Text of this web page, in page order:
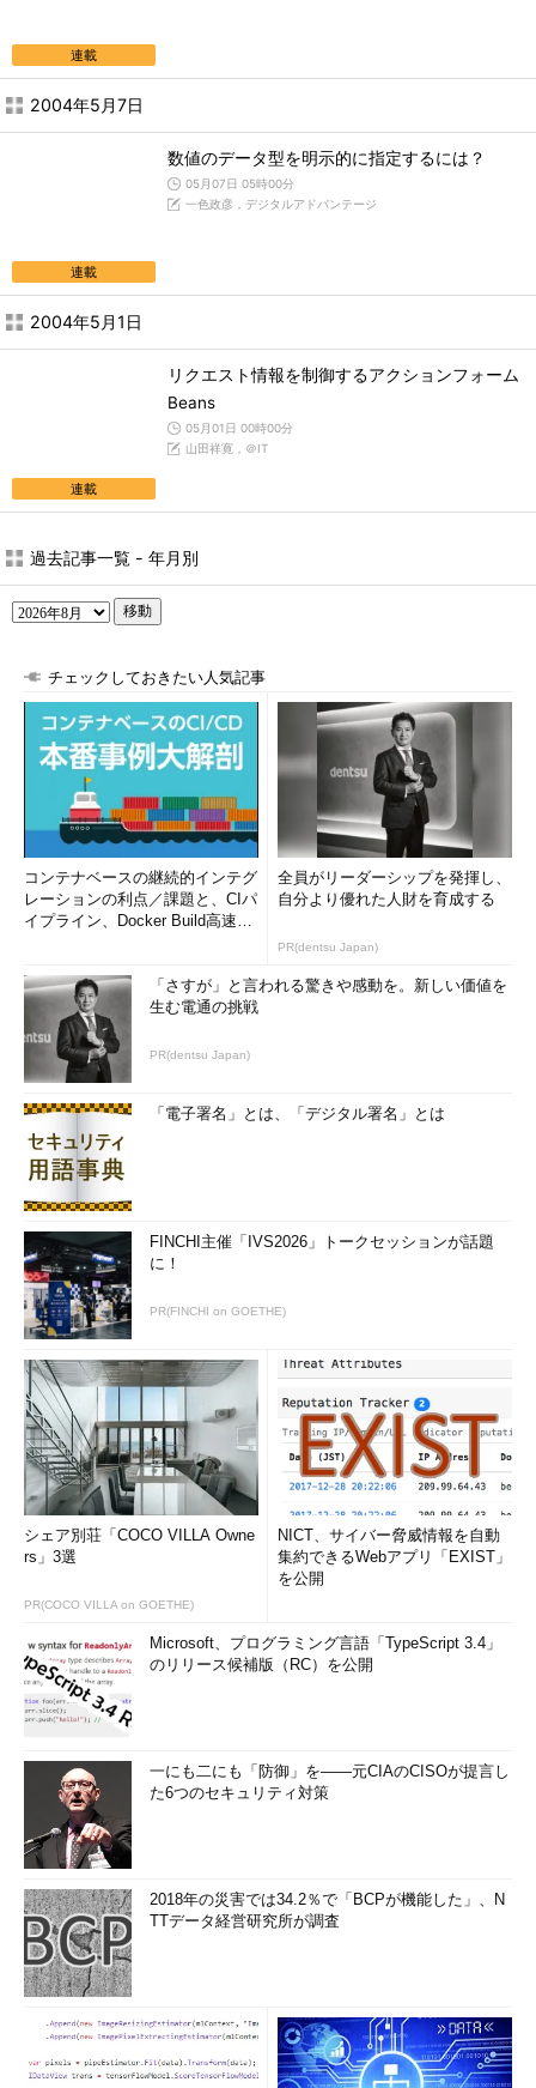
連載
2004年5月7日
連載
数値のデータ型を明示的に指定するには？
05月07日 05時00分
一色政彦，デジタルアドバンテージ
2004年5月1日
連載
リクエスト情報を制御するアクションフォーム
Beans
05月01日 00時00分
山田祥寛，＠IT
過去記事一覧 - 年月別
移動
チェックしておきたい人気記事
コンテナベースの継続的インテグ
レーションの利点／課題と、CIパ
イプライン、Docker Build高速化
全員がリーダーシップを発揮し、
自分より優れた人財を育成する
PR(dentsu Japan)
「さすが」と言われる驚きや感動を。新しい価値を
生む電通の挑戦
PR(dentsu Japan)
「電子署名」とは、「デジタル署名」とは
FINCHI主催「IVS2026」トークセッションが話題
に！
PR(FINCHI on GOETHE)
シェア別荘「COCO VILLA Owne
rs」3選
PR(COCO VILLA on GOETHE)
NICT、サイバー脅威情報を自動
集約できるWebアプリ「EXIST」
を公開
Microsoft、プログラミング言語「TypeScript 3.4」
のリリース候補版（RC）を公開
一にも二にも「防御」を――元CIAのCISOが提言し
た6つのセキュリティ対策
2018年の災害では34.2％で「BCPが機能した」、N
TTデータ経営研究所が調査